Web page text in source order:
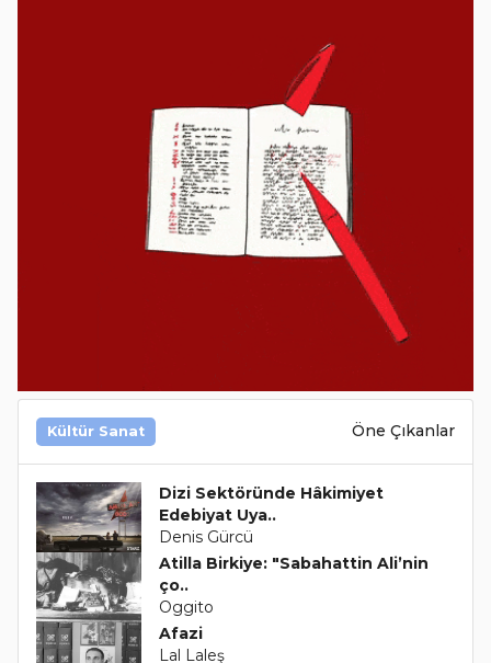
Kültür Sanat Öne Çıkanlar
Dizi Sektöründe Hâkimiyet
Edebiyat Uya..
Denis Gürcü
Atilla Birkiye: "Sabahattin Ali’nin
ço..
Oggito
Afazi
Lal Laleş